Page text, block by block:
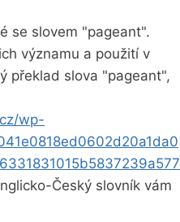
se slovem "pageant".
významu a použití v
překlad slova "pageant",
wp-
Český slovník vám